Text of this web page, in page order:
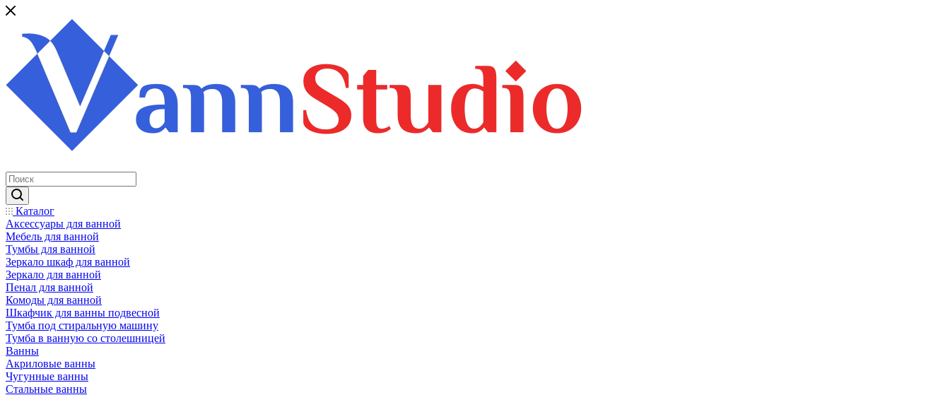
Каталог
Аксессуары для ванной
Мебель для ванной
Тумбы для ванной
Зеркало шкаф для ванной
Зеркало для ванной
Пенал для ванной
Комоды для ванной
Шкафчик для ванны подвесной
Тумба под стиральную машину
Тумба в ванную со столешницей
Ванны
Акриловые ванны
Чугунные ванны
Стальные ванны